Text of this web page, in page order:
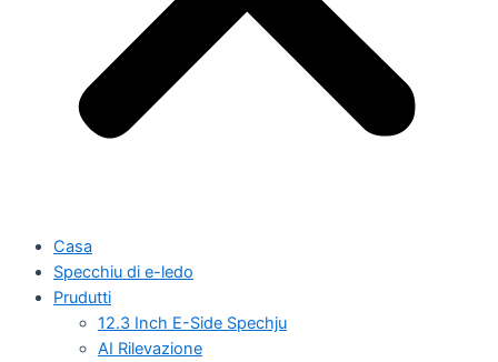
Casa
Specchiu di e-ledo
Prudutti
12.3 Inch E-Side Spechju
AI Rilevazione